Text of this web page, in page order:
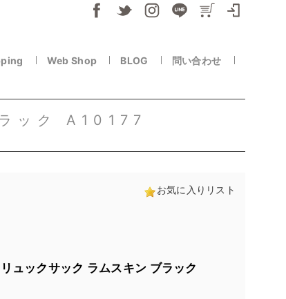
Web Shop BLOG 問い合わせ
ック A10177
お気に入りリスト
ュックサック ラムスキン ブラック